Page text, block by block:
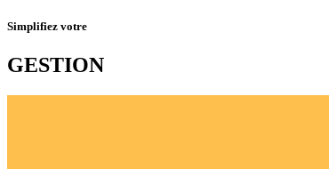
Simplifiez votre
GESTION